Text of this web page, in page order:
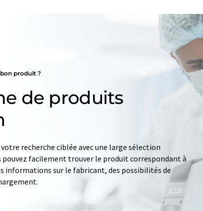
produit ?
de produits
recherche ciblée avec une large sélection
facilement trouver le produit correspondant à
informations sur le fabricant, des possibilités de